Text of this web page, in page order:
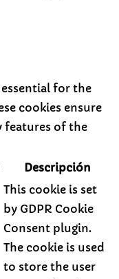
essential for the
cookies ensure
features of the
Descripción
This cookie is set
by GDPR Cookie
Consent plugin.
The cookie is used
to store the user